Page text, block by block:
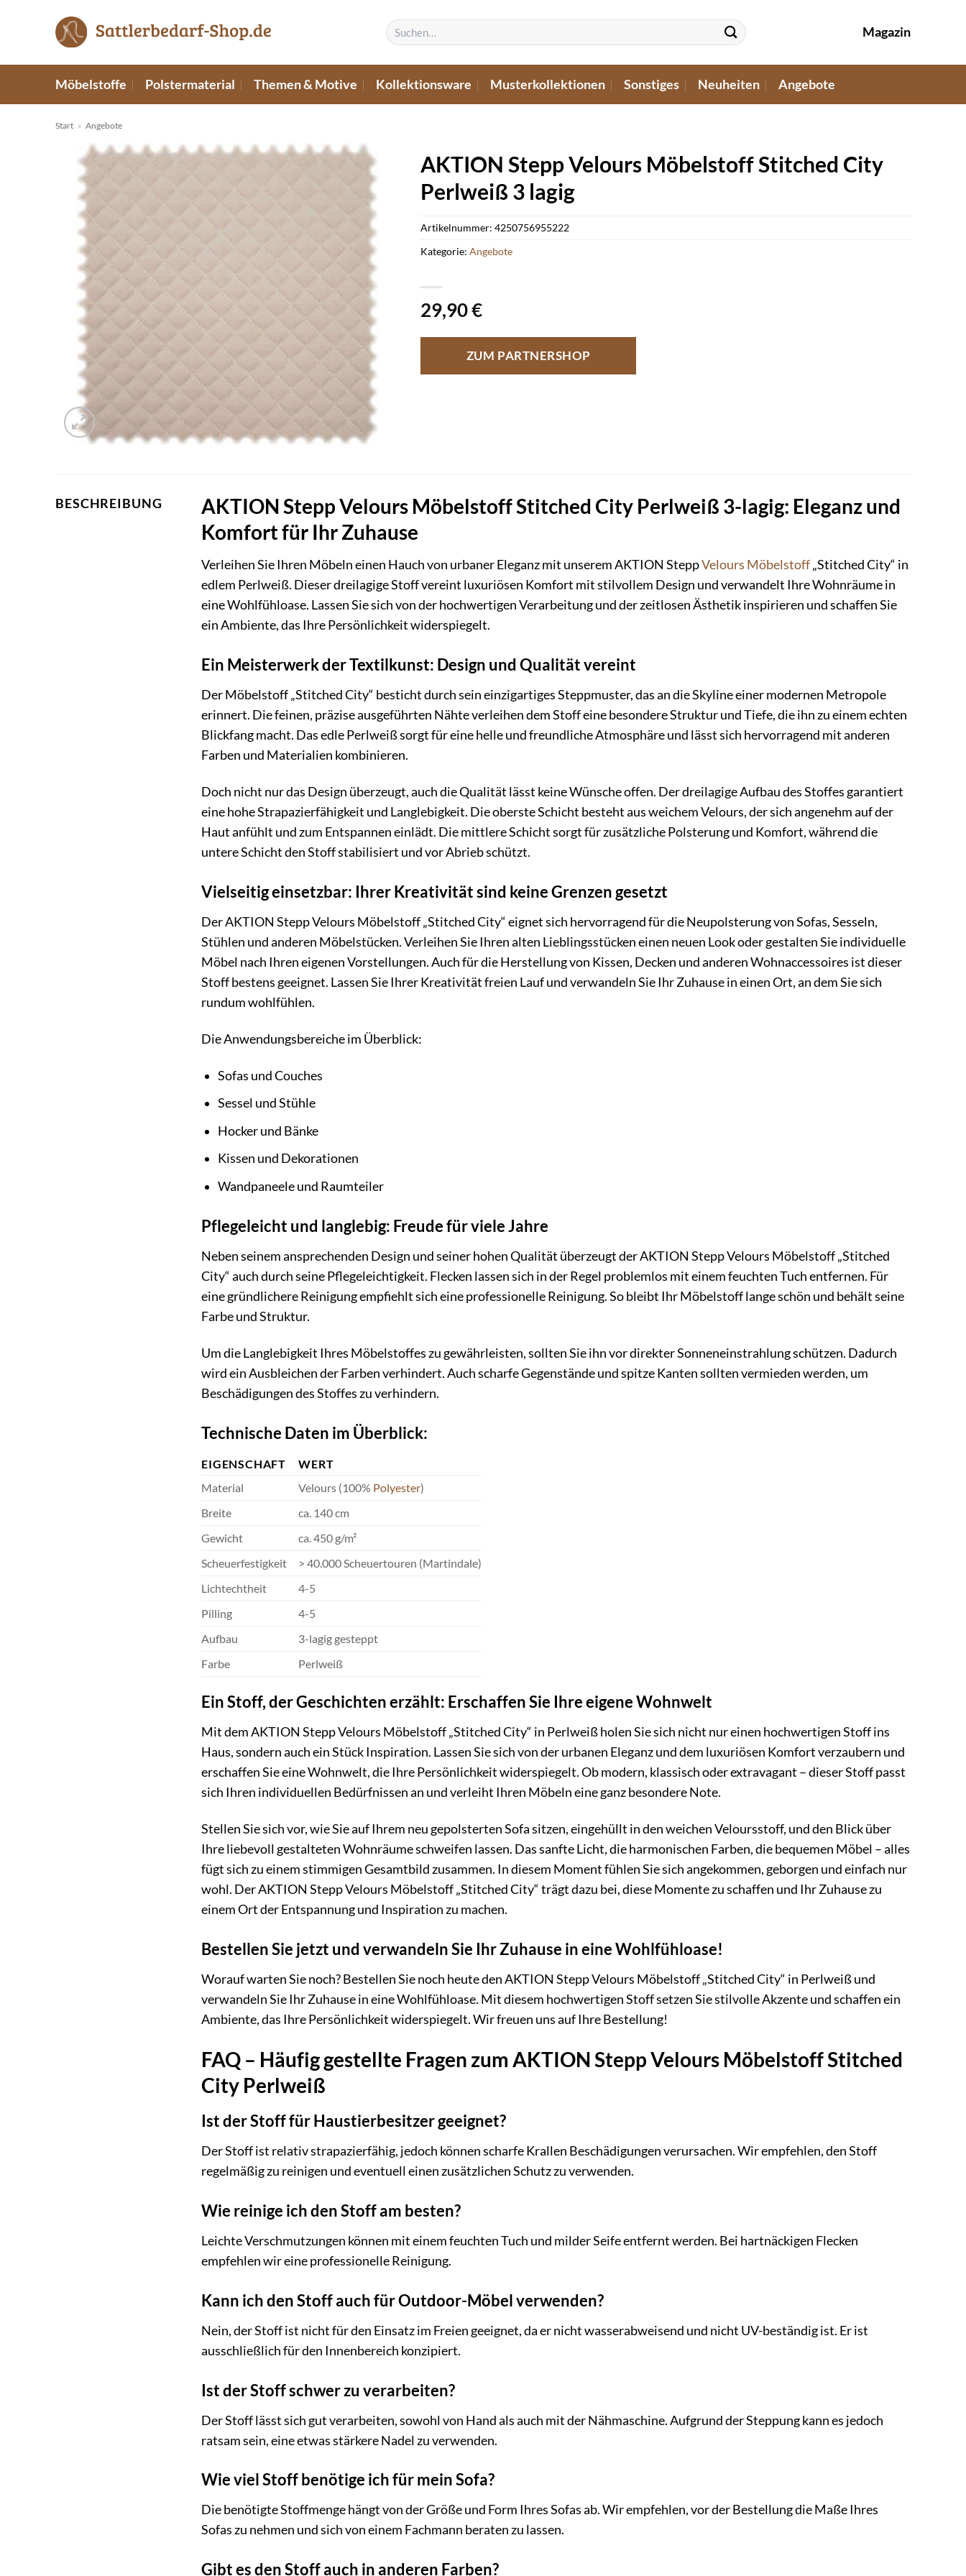
Suchen
nach:
Magazin
Möbelstoffe Polstermaterial Themen & Motive Kollektionsware Musterkollektionen Sonstiges Neuheiten Angebote
Start » Angebote
AKTION Stepp Velours Möbelstoff Stitched City
Perlweiß 3 lagig
29,90€
ZUM PARTNERSHOP
Artikelnummer:4250756955222
Kategorie:Angebote
BESCHREIBUNG
AKTION Stepp Velours Möbelstoff Stitched City Perlweiß 3-lagig: Eleganz und
Komfort für Ihr Zuhause
Verleihen Sie Ihren Möbeln einen Hauch von urbaner Eleganz mit unserem AKTION SteppVelours Möbelstoff„Stitched City“ in
edlem Perlweiß. Dieser dreilagige Stoff vereint luxuriösen Komfort mit stilvollem Design und verwandelt Ihre Wohnräume in
eine Wohlfühloase. Lassen Sie sich von der hochwertigen Verarbeitung und der zeitlosen Ästhetik inspirieren und schaffen Sie
ein Ambiente, das Ihre Persönlichkeit widerspiegelt.
Ein Meisterwerk der Textilkunst: Design und Qualität vereint
Der Möbelstoff „Stitched City“ besticht durch sein einzigartiges Steppmuster, das an die Skyline einer modernen Metropole
erinnert. Die feinen, präzise ausgeführten Nähte verleihen dem Stoff eine besondere Struktur und Tiefe, die ihn zu einem echten
Blickfang macht. Das edle Perlweiß sorgt für eine helle und freundliche Atmosphäre und lässt sich hervorragend mit anderen
Farben und Materialien kombinieren.
Doch nicht nur das Design überzeugt, auch die Qualität lässt keine Wünsche offen. Der dreilagige Aufbau des Stoffes garantiert
eine hohe Strapazierfähigkeit und Langlebigkeit. Die oberste Schicht besteht aus weichem Velours, der sich angenehm auf der
Haut anfühlt und zum Entspannen einlädt. Die mittlere Schicht sorgt für zusätzliche Polsterung und Komfort, während die
untere Schicht den Stoff stabilisiert und vor Abrieb schützt.
Vielseitig einsetzbar: Ihrer Kreativität sind keine Grenzen gesetzt
Der AKTION Stepp Velours Möbelstoff „Stitched City“ eignet sich hervorragend für die Neupolsterung von Sofas, Sesseln,
Stühlen und anderen Möbelstücken. Verleihen Sie Ihren alten Lieblingsstücken einen neuen Look oder gestalten Sie individuelle
Möbel nach Ihren eigenen Vorstellungen. Auch für die Herstellung von Kissen, Decken und anderen Wohnaccessoires ist dieser
Stoff bestens geeignet. Lassen Sie Ihrer Kreativität freien Lauf und verwandeln Sie Ihr Zuhause in einen Ort, an dem Sie sich
rundum wohlfühlen.
Die Anwendungsbereiche im Überblick:
Sofas und Couches
Sessel und Stühle
Hocker und Bänke
Kissen und Dekorationen
Wandpaneele und Raumteiler
Pflegeleicht und langlebig: Freude für viele Jahre
Neben seinem ansprechenden Design und seiner hohen Qualität überzeugt der AKTION Stepp Velours Möbelstoff „Stitched
City“ auch durch seine Pflegeleichtigkeit. Flecken lassen sich in der Regel problemlos mit einem feuchten Tuch entfernen. Für
eine gründlichere Reinigung empfiehlt sich eine professionelle Reinigung. So bleibt Ihr Möbelstoff lange schön und behält seine
Farbe und Struktur.
Um die Langlebigkeit Ihres Möbelstoffes zu gewährleisten, sollten Sie ihn vor direkter Sonneneinstrahlung schützen. Dadurch
wird ein Ausbleichen der Farben verhindert. Auch scharfe Gegenstände und spitze Kanten sollten vermieden werden, um
Beschädigungen des Stoffes zu verhindern.
Technische Daten im Überblick:
EIGENSCHAFT
WERT
Material
Velours (100% Polyester)
Breite
ca. 140 cm
Gewicht
ca. 450 g/m²
Scheuerfestigkeit
> 40.000 Scheuertouren (Martindale)
Lichtechtheit
4-5
Pilling
4-5
Aufbau
3-lagig gesteppt
Farbe
Perlweiß
Ein Stoff, der Geschichten erzählt: Erschaffen Sie Ihre eigene Wohnwelt
Mit dem AKTION Stepp Velours Möbelstoff „Stitched City“ in Perlweiß holen Sie sich nicht nur einen hochwertigen Stoff ins
Haus, sondern auch ein Stück Inspiration. Lassen Sie sich von der urbanen Eleganz und dem luxuriösen Komfort verzaubern und
erschaffen Sie eine Wohnwelt, die Ihre Persönlichkeit widerspiegelt. Ob modern, klassisch oder extravagant – dieser Stoff passt
sich Ihren individuellen Bedürfnissen an und verleiht Ihren Möbeln eine ganz besondere Note.
Stellen Sie sich vor, wie Sie auf Ihrem neu gepolsterten Sofa sitzen, eingehüllt in den weichen Veloursstoff, und den Blick über
Ihre liebevoll gestalteten Wohnräume schweifen lassen. Das sanfte Licht, die harmonischen Farben, die bequemen Möbel – alles
fügt sich zu einem stimmigen Gesamtbild zusammen. In diesem Moment fühlen Sie sich angekommen, geborgen und einfach nur
wohl. Der AKTION Stepp Velours Möbelstoff „Stitched City“ trägt dazu bei, diese Momente zu schaffen und Ihr Zuhause zu
einem Ort der Entspannung und Inspiration zu machen.
Bestellen Sie jetzt und verwandeln Sie Ihr Zuhause in eine Wohlfühloase!
Worauf warten Sie noch? Bestellen Sie noch heute den AKTION Stepp Velours Möbelstoff „Stitched City“ in Perlweiß und
verwandeln Sie Ihr Zuhause in eine Wohlfühloase. Mit diesem hochwertigen Stoff setzen Sie stilvolle Akzente und schaffen ein
Ambiente, das Ihre Persönlichkeit widerspiegelt. Wir freuen uns auf Ihre Bestellung!
FAQ – Häufig gestellte Fragen zum AKTION Stepp Velours Möbelstoff Stitched
City Perlweiß
Ist der Stoff für Haustierbesitzer geeignet?
Der Stoff ist relativ strapazierfähig, jedoch können scharfe Krallen Beschädigungen verursachen. Wir empfehlen, den Stoff
regelmäßig zu reinigen und eventuell einen zusätzlichen Schutz zu verwenden.
Wie reinige ich den Stoff am besten?
Leichte Verschmutzungen können mit einem feuchten Tuch und milder Seife entfernt werden. Bei hartnäckigen Flecken
empfehlen wir eine professionelle Reinigung.
Kann ich den Stoff auch für Outdoor-Möbel verwenden?
Nein, der Stoff ist nicht für den Einsatz im Freien geeignet, da er nicht wasserabweisend und nicht UV-beständig ist. Er ist
ausschließlich für den Innenbereich konzipiert.
Ist der Stoff schwer zu verarbeiten?
Der Stoff lässt sich gut verarbeiten, sowohl von Hand als auch mit der Nähmaschine. Aufgrund der Steppung kann es jedoch
ratsam sein, eine etwas stärkere Nadel zu verwenden.
Wie viel Stoff benötige ich für mein Sofa?
Die benötigte Stoffmenge hängt von der Größe und Form Ihres Sofas ab. Wir empfehlen, vor der Bestellung die Maße Ihres
Sofas zu nehmen und sich von einem Fachmann beraten zu lassen.
Gibt es den Stoff auch in anderen Farben?